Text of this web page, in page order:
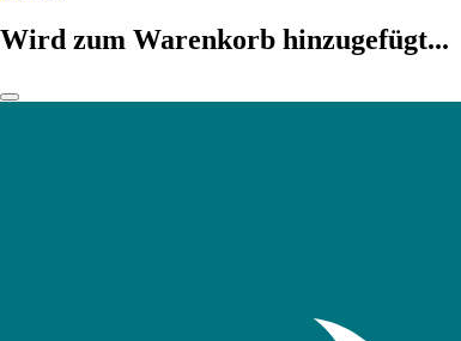
Wird zum Warenkorb hinzugefügt...